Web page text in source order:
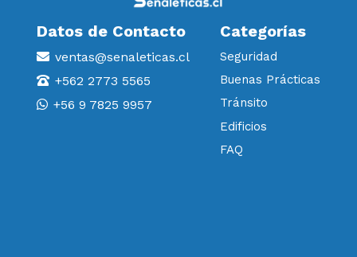
Datos de Contacto
ventas@senaleticas.cl
+562 2773 5565
+56 9 7825 9957
Categorías
Seguridad
Buenas Prácticas
Tránsito
Edificios
FAQ